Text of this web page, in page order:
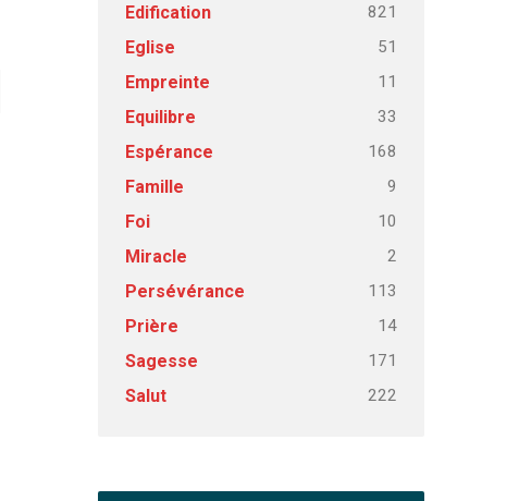
Edification 821
Eglise 51
Empreinte 11
Equilibre 33
Espérance 168
Famille 9
Foi 10
Miracle 2
Persévérance 113
Prière 14
Sagesse 171
Salut 222